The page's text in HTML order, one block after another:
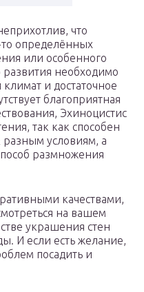
что
определённых
или особенного
развития необходимо
и достаточное
благоприятная
Эхиноцистис
так как способен
разным условиям, а
размножения
качествами,
на вашем
украшения стен
И если есть желание,
посадить и